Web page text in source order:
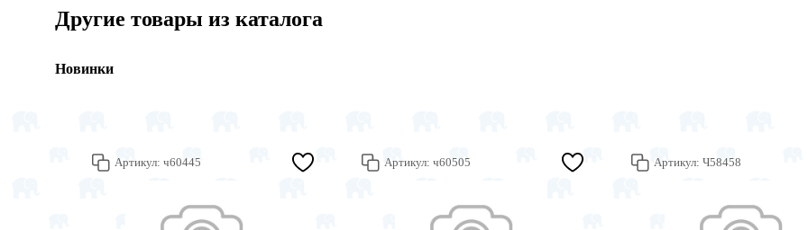
Другие товары из каталога
Новинки
Артикул: ч60445 Артикул: ч60505 Артикул: Ч58458